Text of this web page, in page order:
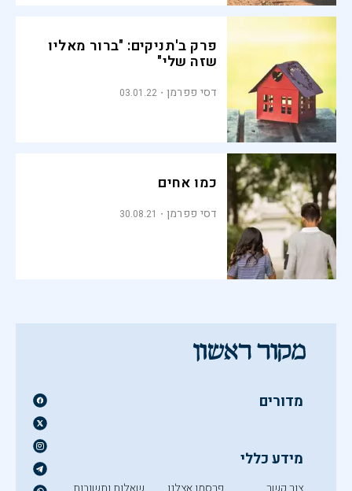
פרק ב'תניקים: "ברור מאליו
שזה שלי"
דסי פפרמן 03.01.22
כמו אחים
דסי פפרמן 30.08.21
מדורים
מידע כללי